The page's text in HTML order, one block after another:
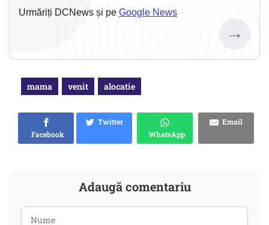
Urmăriți DCNews și pe Google News
→
mama venit alocatie
Facebook
Twitter
WhatsApp
Email
Adaugă comentariu